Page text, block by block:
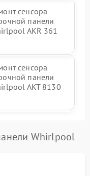
сенсора
панели
AKR 361
сенсора
панели
AKT 8130
Whirlpool